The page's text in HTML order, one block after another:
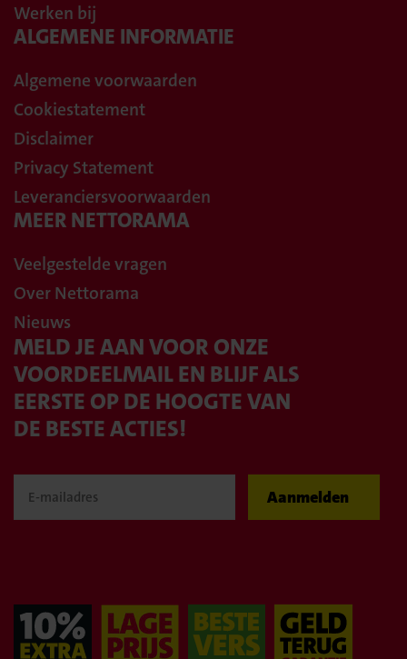
Werken bij
ALGEMENE INFORMATIE
Algemene voorwaarden
Cookiestatement
Disclaimer
Privacy Statement
Leveranciersvoorwaarden
MEER NETTORAMA
Veelgestelde vragen
Over Nettorama
Nieuws
MELD JE AAN VOOR ONZE
VOORDEELMAIL EN BLIJF ALS
EERSTE OP DE HOOGTE VAN
DE BESTE ACTIES!
Aanmelden